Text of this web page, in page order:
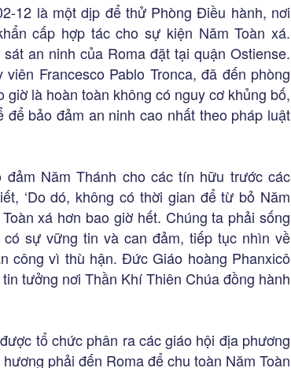
12 là một dịp để thử Phòng Điều hành, nơi
cấp hợp tác cho sự kiện Năm Toàn xá.
an ninh của Roma đặt tại quận Ostiense.
Francesco Pablo Tronca, đã đến phòng
giờ là hoàn toàn không có nguy cơ khủng bố,
bảo đảm an ninh cao nhất theo pháp luật
Năm Thánh cho các tín hữu trước các
‘Do dó, không có thời gian để từ bỏ Năm
xá hơn bao giờ hết. Chúng ta phải sống
sự vững tin và can đảm, tiếp tục nhìn về
công vì thù hận. Đức Giáo hoàng Phanxicô
tưởng nơi Thần Khí Thiên Chúa đồng hành
tổ chức phân ra các giáo hội địa phương
phải đến Roma để chu toàn Năm Toàn